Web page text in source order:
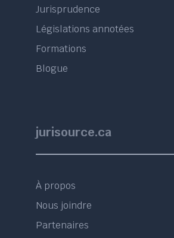
Jurisprudence
Législations annotées
Formations
Blogue
jurisource.ca
À propos
Nous joindre
Partenaires